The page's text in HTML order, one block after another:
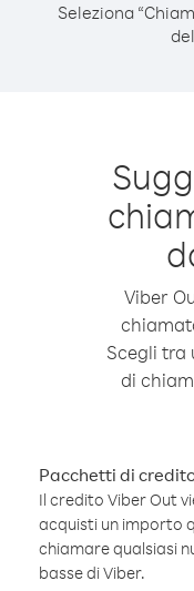
Seleziona
Viber
Scegli tra
di
Pacchetti di
Il credito Viber Out
acquisti un importo
chiamare qualsiasi
basse di Viber.